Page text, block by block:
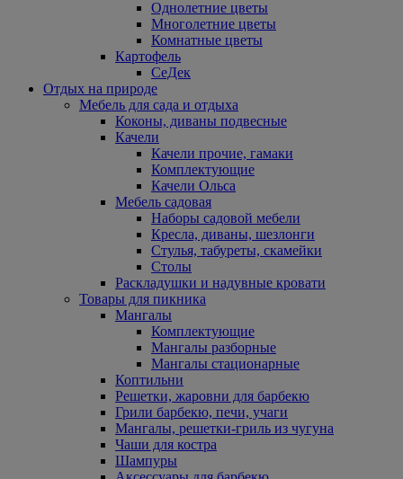
Однолетние цветы
Многолетние цветы
Комнатные цветы
Картофель
СеДек
Отдых на природе
Мебель для сада и отдыха
Коконы, диваны подвесные
Качели
Качели прочие, гамаки
Комплектующие
Качели Ольса
Мебель садовая
Наборы садовой мебели
Кресла, диваны, шезлонги
Стулья, табуреты, скамейки
Столы
Раскладушки и надувные кровати
Товары для пикника
Мангалы
Комплектующие
Мангалы разборные
Мангалы стационарные
Коптильни
Решетки, жаровни для барбекю
Грили барбекю, печи, учаги
Мангалы, решетки-гриль из чугуна
Чаши для костра
Шампуры